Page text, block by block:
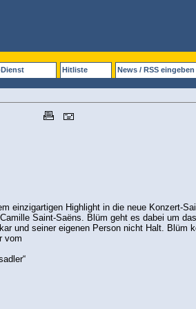
Hitliste News / RSS eingeben
einzigartigen Highlight in die neue Konzert-
Saint-Saëns. Blüm geht es dabei um
und seiner eigenen Person nicht Halt. Blüm
vom